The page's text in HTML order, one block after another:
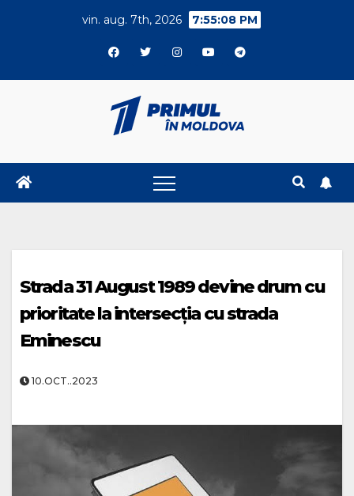
vin. aug. 7th, 2026 7:55:08 PM
Strada 31 August 1989 devine drum cu
prioritate la intersecția cu strada
Eminescu
10.OCT..2023